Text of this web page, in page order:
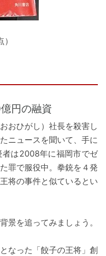
円の融資
おひがし）社長を殺害し
ニュースを聞いて、手に
者は2008年に福岡市でゼ
罪で服役中。拳銃を４発
将の事件と似ているとい
景を追ってみましょう。
なった「餃子の王将」創